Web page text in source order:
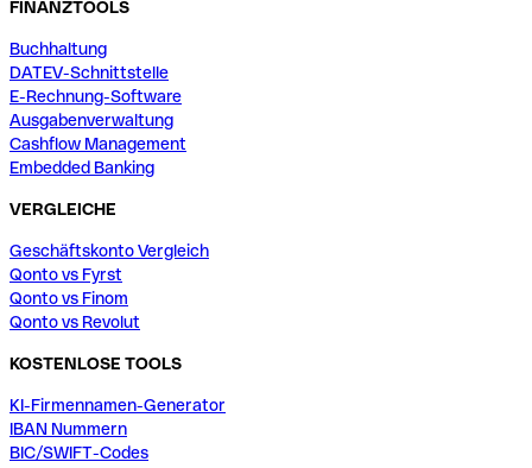
FINANZTOOLS
Buchhaltung
DATEV-Schnittstelle
E-Rechnung-Software
Ausgabenverwaltung
Cashflow Management
Embedded Banking
VERGLEICHE
Geschäftskonto Vergleich
Qonto vs Fyrst
Qonto vs Finom
Qonto vs Revolut
KOSTENLOSE TOOLS
KI-Firmennamen-Generator
IBAN Nummern
BIC/SWIFT-Codes